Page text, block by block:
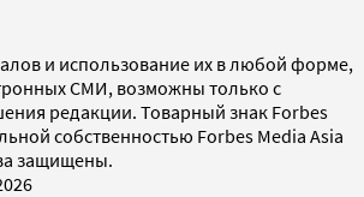
и использование их в любой форме,
СМИ, возможны только с
редакции. Товарный знак Forbes
собственностью Forbes Media Asia
защищены.